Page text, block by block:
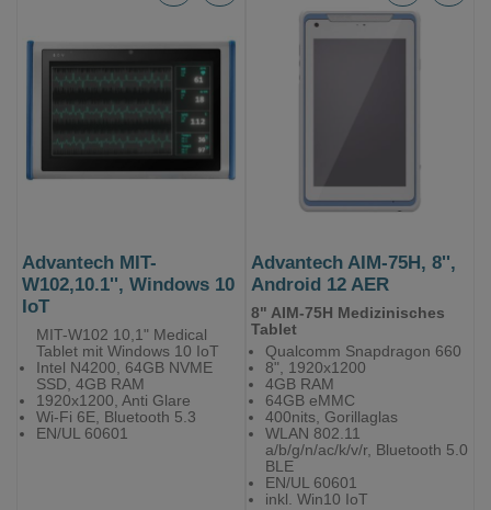
Advantech MIT-
W102,10.1'', Windows 10
IoT
MIT-W102 10,1" Medical
Tablet mit Windows 10 IoT
Intel N4200, 64GB NVME
SSD, 4GB RAM
1920x1200, Anti Glare
Wi-Fi 6E, Bluetooth 5.3
EN/UL 60601
Advantech AIM-75H, 8'',
Android 12 AER
8" AIM-75H Medizinisches
Tablet
Qualcomm Snapdragon 660
8", 1920x1200
4GB RAM
64GB eMMC
400nits, Gorillaglas
WLAN 802.11
a/b/g/n/ac/k/v/r, Bluetooth 5.0
BLE
EN/UL 60601
inkl. Win10 IoT